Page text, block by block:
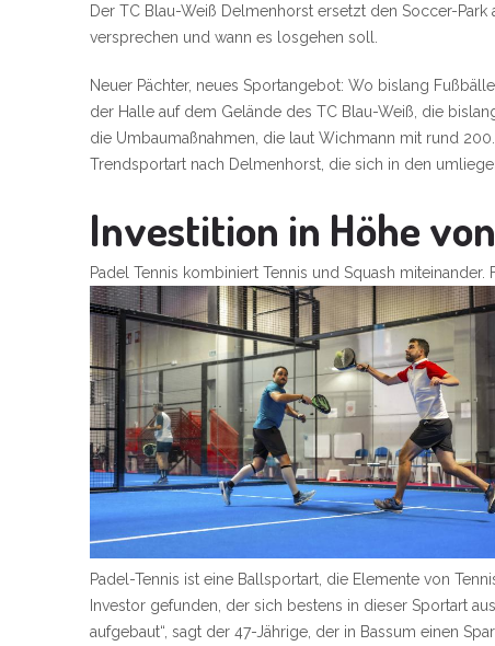
Der TC Blau-Weiß Delmenhorst ersetzt den Soccer-
versprechen und wann es losgehen soll.
Neuer Pächter, neues Sportangebot: Wo bislang
der Halle auf dem Gelände des TC Blau-Weiß, die
die Umbaumaßnahmen, die laut Wichmann mit rund
Trendsportart nach Delmenhorst, die sich in den
Investition in Höhe
Padel Tennis kombiniert Tennis und Squash miteinander.
Padel-Tennis ist eine Ballsportart, die Elemente von
Investor gefunden, der sich bestens in dieser Sportart
aufgebaut“, sagt der 47-Jährige, der in Bassum einen